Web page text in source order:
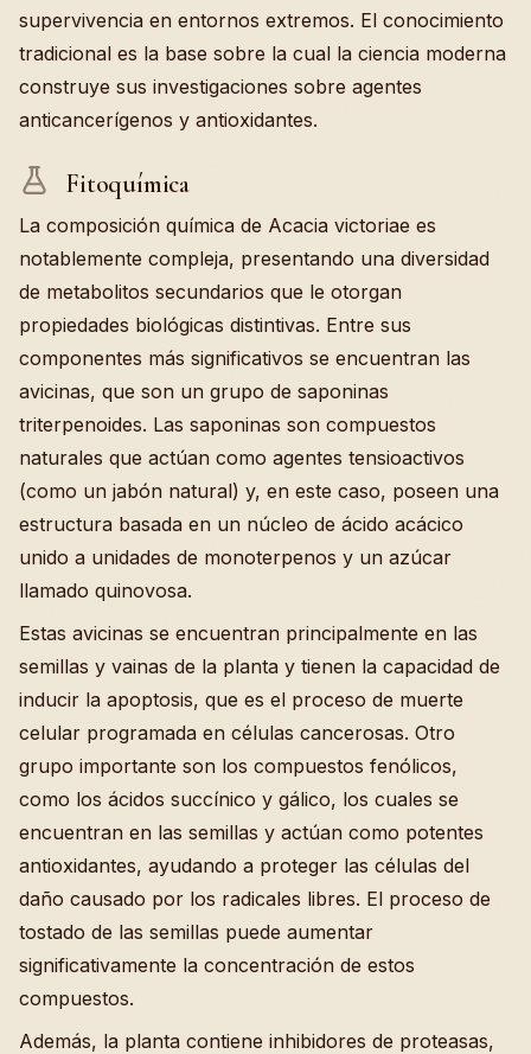
supervivencia en entornos extremos. El conocimiento
tradicional es la base sobre la cual la ciencia moderna
construye sus investigaciones sobre agentes
anticancerígenos y antioxidantes.
Fitoquímica
La composición química de Acacia victoriae es
notablemente compleja, presentando una diversidad
de metabolitos secundarios que le otorgan
propiedades biológicas distintivas. Entre sus
componentes más significativos se encuentran las
avicinas, que son un grupo de saponinas
triterpenoides. Las saponinas son compuestos
naturales que actúan como agentes tensioactivos
(como un jabón natural) y, en este caso, poseen una
estructura basada en un núcleo de ácido acácico
unido a unidades de monoterpenos y un azúcar
llamado quinovosa.
Estas avicinas se encuentran principalmente en las
semillas y vainas de la planta y tienen la capacidad de
inducir la apoptosis, que es el proceso de muerte
celular programada en células cancerosas. Otro
grupo importante son los compuestos fenólicos,
como los ácidos succínico y gálico, los cuales se
encuentran en las semillas y actúan como potentes
antioxidantes, ayudando a proteger las células del
daño causado por los radicales libres. El proceso de
tostado de las semillas puede aumentar
significativamente la concentración de estos
compuestos.
Además, la planta contiene inhibidores de proteasas,